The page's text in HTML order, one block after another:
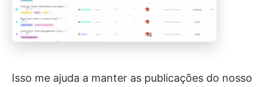
Isso me ajuda a manter as publicações do nosso